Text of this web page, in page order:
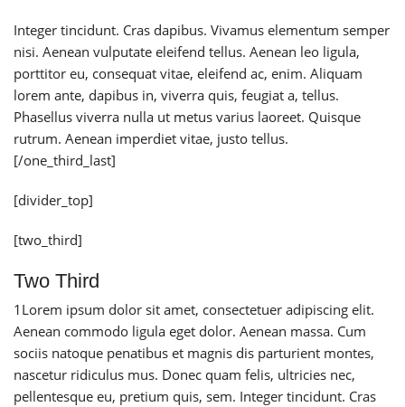
Integer tincidunt. Cras dapibus. Vivamus elementum semper
nisi. Aenean vulputate eleifend tellus. Aenean leo ligula,
porttitor eu, consequat vitae, eleifend ac, enim. Aliquam
lorem ante, dapibus in, viverra quis, feugiat a, tellus.
Phasellus viverra nulla ut metus varius laoreet. Quisque
rutrum. Aenean imperdiet vitae, justo tellus.
[/one_third_last]
[divider_top]
[two_third]
Two Third
1 Lorem ipsum dolor sit amet, consectetuer adipiscing elit.
Aenean commodo ligula eget dolor. Aenean massa. Cum
sociis natoque penatibus et magnis dis parturient montes,
nascetur ridiculus mus. Donec quam felis, ultricies nec,
pellentesque eu, pretium quis, sem. Integer tincidunt. Cras